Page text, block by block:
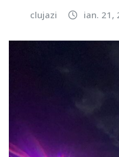
clujazi ian. 21,